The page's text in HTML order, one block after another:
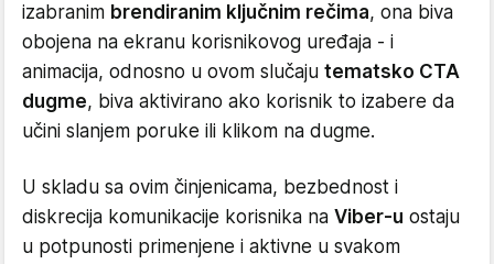
izabranim brendiranim ključnim rečima, ona biva
obojena na ekranu korisnikovog uređaja - i
animacija, odnosno u ovom slučaju tematsko CTA
dugme, biva aktivirano ako korisnik to izabere da
učini slanjem poruke ili klikom na dugme.
U skladu sa ovim činjenicama, bezbednost i
diskrecija komunikacije korisnika na Viber-u ostaju
u potpunosti primenjene i aktivne u svakom